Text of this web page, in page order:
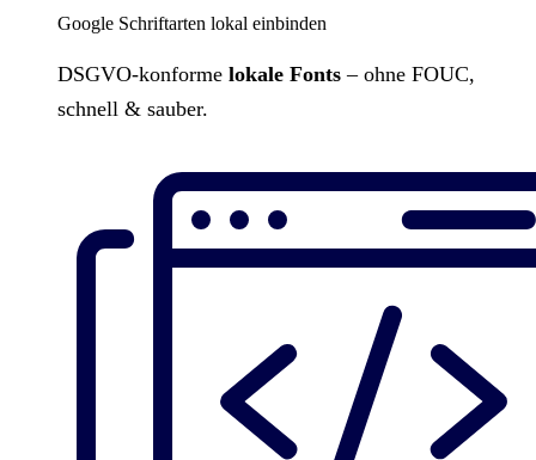
Google Schriftarten lokal einbinden
DSGVO-konforme lokale Fonts – ohne FOUC,
schnell & sauber.